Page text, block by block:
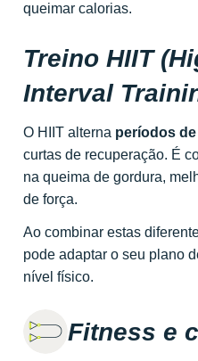
queimar calorias.
Treino HIIT
Interval
O HIIT alterna períodos
curtas de recuperação. É
na queima de gordura,
de força.
Ao combinar estas
pode adaptar o seu plano
nível físico.
Fitness e